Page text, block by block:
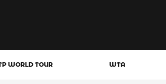
WORLD TOUR WTA